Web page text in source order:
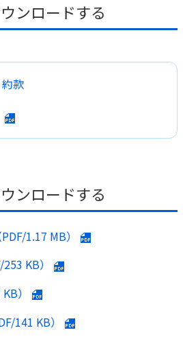
から探す
こと
ント
ベントでかかる費用とは？
扱い
ナビ
しての取り組み
ア／ソーシャルメディア
へ
ンロードする
款
ンロードする
1.17 MB）
253 KB）
KB）
141 KB）